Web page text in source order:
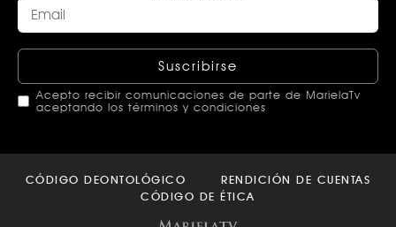
Suscribirse
Acepto recibir comunicaciones de parte de MarielaTv
aceptando los términos y condiciones
should
CÓDIGO DEONTOLÓGICO
RENDICIÓN DE CUENTAS
CÓDIGO DE ÉTICA